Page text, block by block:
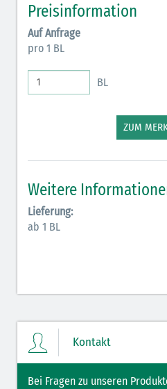
Antikoagulantien (hellgrau/
Rahmen)
Bronchodilatatoren (blau-
Antikonvulsiva (grau-lila)
Elektrolyte (grün-pink)
Elektrolyte Kalium (grün-blau)
Elektrolyte NaCl (grün)
Preisinformation
Auf Anfrage
pro 1 BL
BL
ZUM
Weitere
Lieferung:
ab 1 BL
Kontakt
Bei Fragen zu unseren